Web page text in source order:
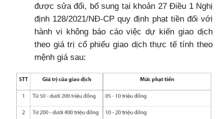
được sửa đổi, bổ sung tại khoản 27 Điều 1 Nghị
định 128/2021/NĐ-CP quy định phạt tiền đối với
hành vi không báo cáo việc dự kiến giao dịch
theo giá trị cổ phiếu giao dịch thực tế tính theo
mệnh giá sau: